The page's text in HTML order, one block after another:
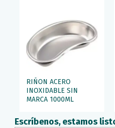
Escríbenos, estamos
RIÑON ACERO
INOXIDABLE SIN
MARCA 1000ML